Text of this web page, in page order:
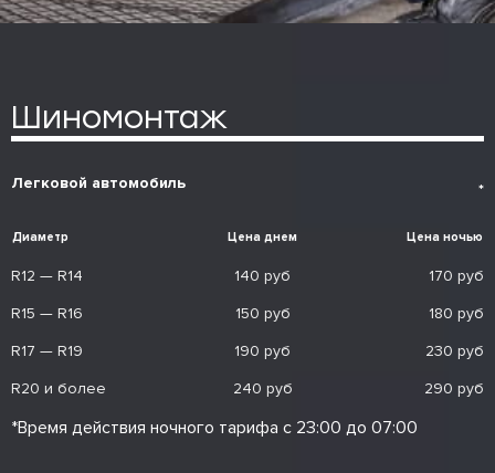
Шиномонтаж
Легковой автомобиль *
Диаметр Цена днем Цена ночью
R12 — R14 140 руб
170 руб
R15 — R16
150 руб
180 руб
R17 — R19
190 руб
230 руб
R20 и более
240 руб 290 руб
*Время действия ночного тарифа с 23:00 до 07:00